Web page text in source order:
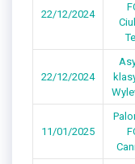
22/12/2024
22/12/2024
11/01/2025